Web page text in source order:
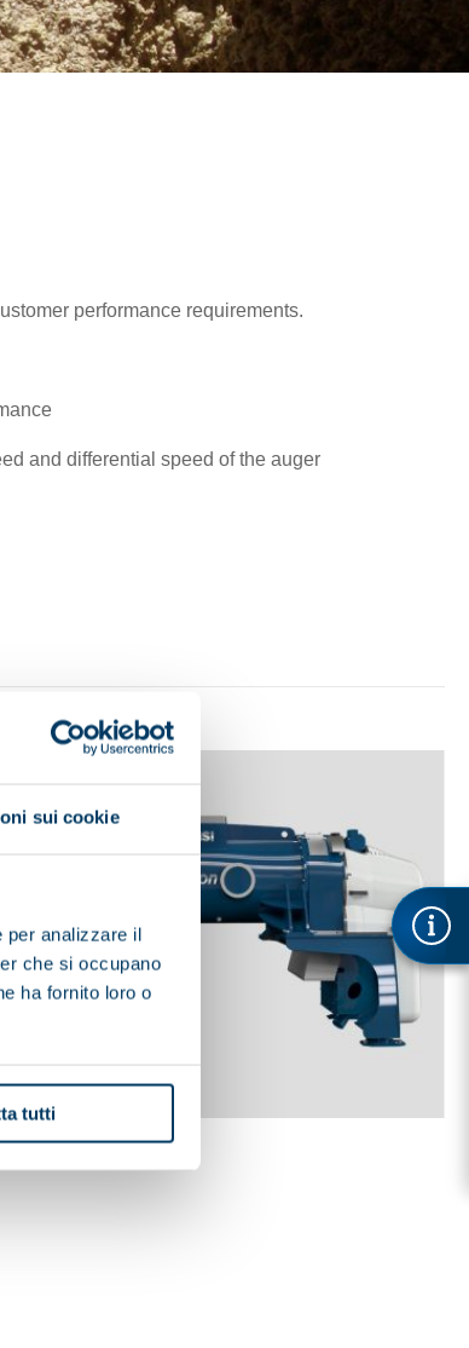
sui cookie
per analizzare il
che si occupano
ha fornito loro o
tutti
performance requirements.
and differential speed of the auger